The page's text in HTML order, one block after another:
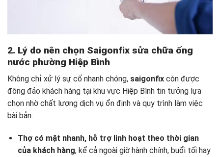
2. Lý do nên chọn Saigonfix sửa chữa ống
nước phường Hiệp Bình
Không chỉ xử lý sự cố nhanh chóng, saigonfix còn được
đông đảo khách hàng tại khu vực Hiệp Bình tin tưởng lựa
chọn nhờ chất lượng dịch vụ ổn định và quy trình làm việc
bài bản:
Thợ có mặt nhanh, hỗ trợ linh hoạt theo thời gian
của khách hàng, kể cả ngoài giờ hành chính, buổi tối hay